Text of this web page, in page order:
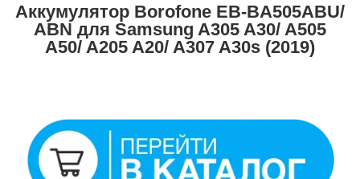
Аккумулятор Borofone EB-BA505ABU/
ABN для Samsung A305 A30/ A505
A50/ A205 A20/ A307 A30s (2019)